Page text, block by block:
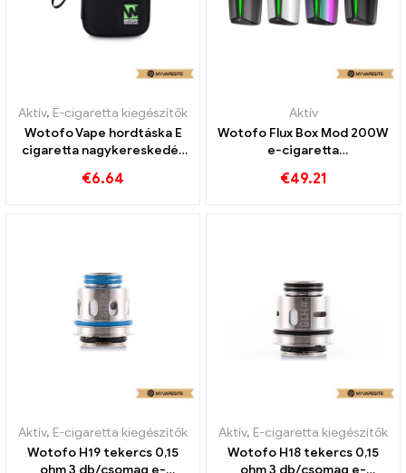
Aktív, E-cigaretta kiegészítők
Wotofo Vape hordtáska E
cigaretta nagykereskedés
€6.64
Aktív
Wotofo Flux Box Mod 200W
e-cigaretta
€49.21
Aktív, E-cigaretta kiegészítők
Wotofo H19 tekercs 0,15
ohm 3 db/csomag e-
Aktív, E-cigaretta kiegészítők
Wotofo H18 tekercs 0,15
ohm 3 db/csomag e-